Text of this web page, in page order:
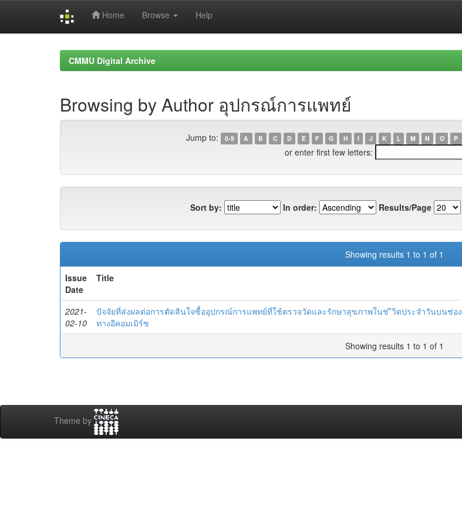
Home Browse Help
CMMU Digital Archive
Browsing by Author อุปกรณ์การแพทย์
Jump to: 0-9 A B C D E F G H I J K L M N O P
or enter first few letters:
Sort by: In order: Results/Page
Showing results 1 to 1 of 1
Issue
Date
Title
2021-
02-10
ปัจจัยที่ส่งผลต่อการตัดสินใจซื้ออุปกรณ์การแพทย์ที่ใช้ตรวจวัดและรักษาสุขภาพในช ีวิตประจำวันบนช่อง
ทางอีคอมเมิร์ซ
Showing results 1 to 1 of 1
Theme by